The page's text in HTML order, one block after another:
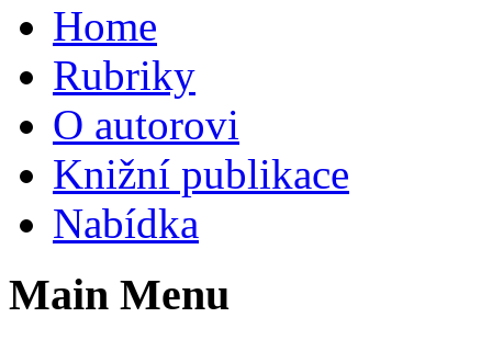
Home
Rubriky
O autorovi
Knižní publikace
Nabídka
Main Menu